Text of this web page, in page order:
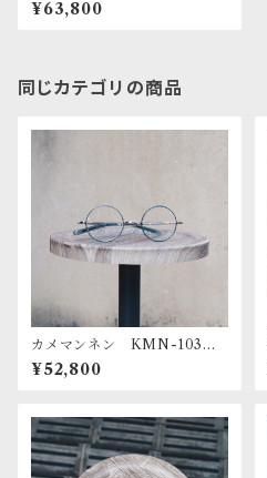
¥63,800
同じカテゴリの商品
カメマンネン KMN-103 T
S
¥52,800